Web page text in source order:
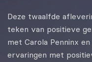
Deze twaalfde
teken van positieve
met Carola Penninx
ervaringen met